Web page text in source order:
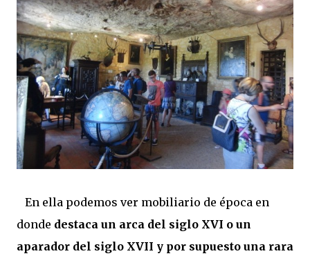
En ella podemos ver mobiliario de época en
donde destaca un arca del siglo XVI o un
aparador del siglo XVII y por supuesto una rara